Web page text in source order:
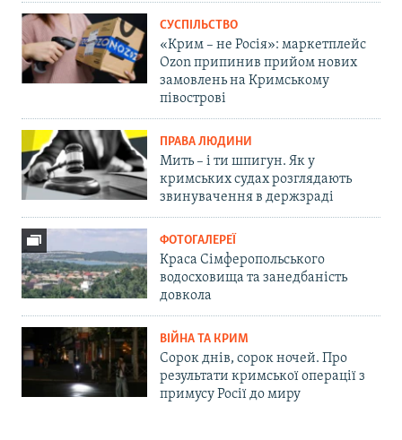
СУСПІЛЬСТВО
«Крим – не Росія»: маркетплейс
Ozon припинив прийом нових
замовлень на Кримському
півострові
ПРАВА ЛЮДИНИ
Мить – і ти шпигун. Як у
кримських судах розглядають
звинувачення в держзраді
ФОТОГАЛЕРЕЇ
Краса Сімферопольського
водосховища та занедбаність
довкола
ВІЙНА ТА КРИМ
Сорок днів, сорок ночей. Про
результати кримської операції з
примусу Росії до миру